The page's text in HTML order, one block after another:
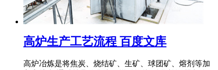
高炉生产工艺流程 百度文库
高炉冶炼是将焦炭、烧结矿、生矿、球团矿、熔剂等加